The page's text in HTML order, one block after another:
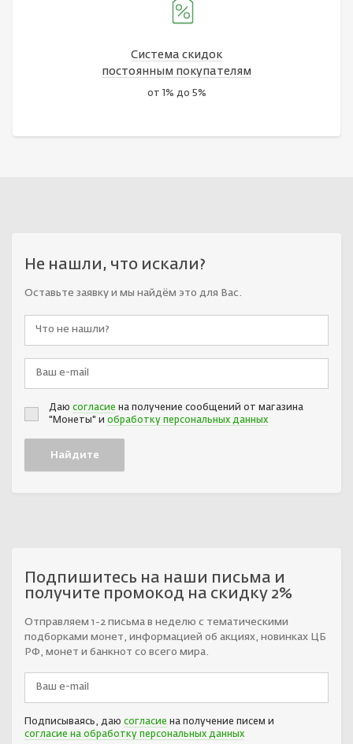
Система скидок
постоянным покупателям
от 1% до 5%
Не нашли, что искали?
Оставьте заявку и мы найдём это для Вас.
Даю согласие на получение сообщений от магазина
"Монеты" и обработку персональных данных
Подпишитесь на наши письма и
получите промокод на скидку 2%
Отправляем 1-2 письма в неделю с тематическими
подборками монет, информацией об акциях, новинках ЦБ
РФ, монет и банкнот со всего мира.
Подписываясь, даю согласие на получение писем и
согласие на обработку персональных данных